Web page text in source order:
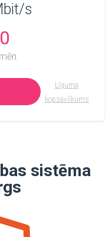
s
Līguma
kopsavilkums
sistēma